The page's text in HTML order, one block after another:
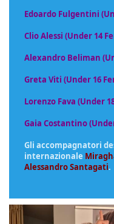
Edoardo Fulgentini
Clio Alessi (Under 14
Alexandro Beliman
Greta Viti (Under 16
Lorenzo Fava (Under
Gaia Costantino
Gli accompagnatori
internazionale
Alessandro Santagati.